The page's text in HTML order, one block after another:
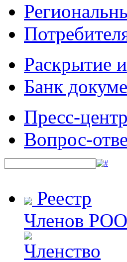
Раскрытие
Банк
Пресс-центр
Вопрос-
Реестр
Членов РОО